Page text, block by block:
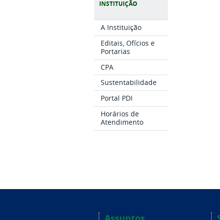
INSTITUIÇÃO
A Instituição
Editais, Ofícios e
Portarias
CPA
Sustentabilidade
Portal PDI
Horários de
Atendimento